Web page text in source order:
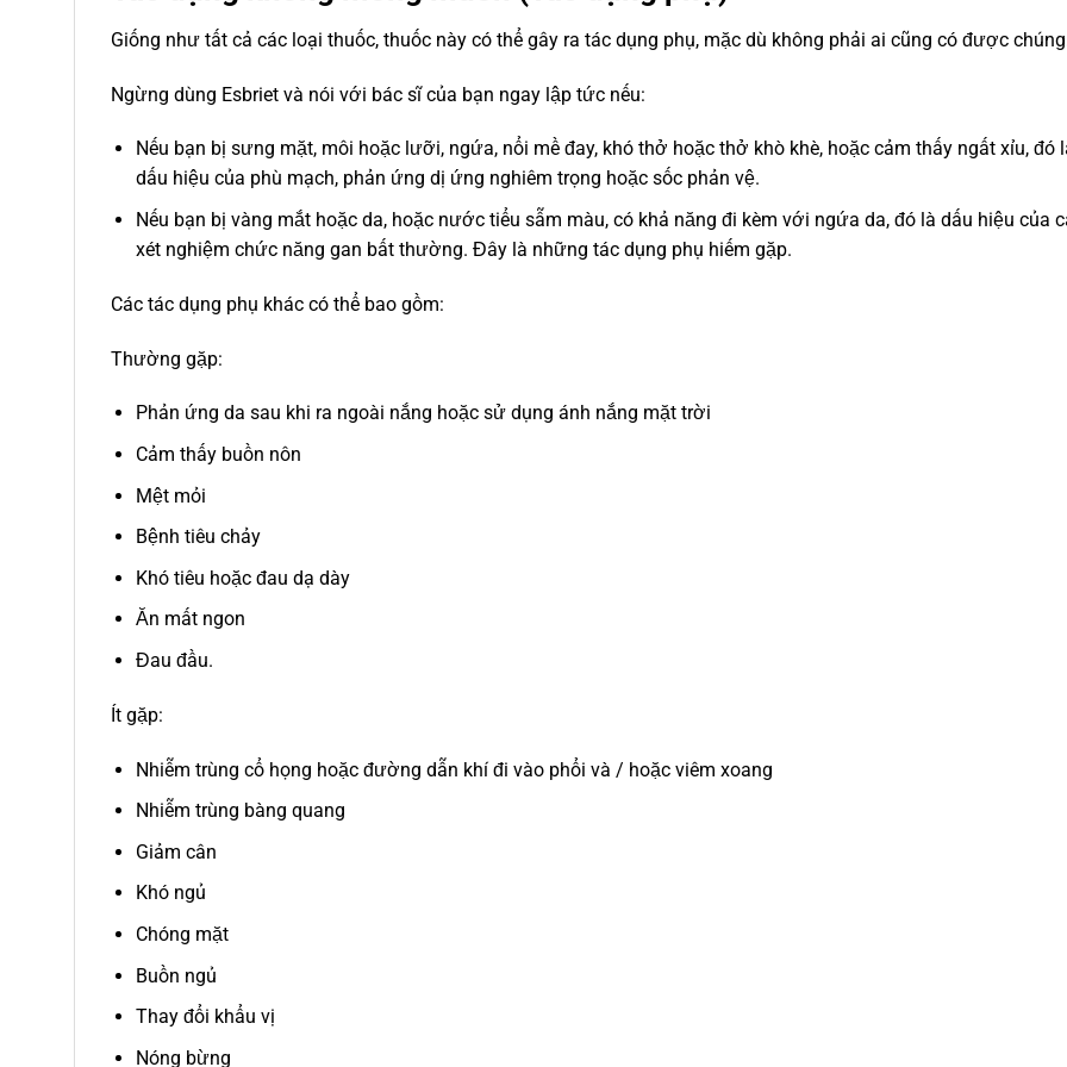
Giống như tất cả các loại thuốc, thuốc này có thể gây ra tác dụng phụ, mặc dù không phải ai cũng có được
Ngừng dùng Esbriet và nói với bác sĩ của bạn ngay lập tức nếu:
Nếu bạn bị sưng mặt, môi hoặc lưỡi, ngứa, nổi mề đay, khó thở hoặc thở khò khè, hoặc cảm thấy ngất xỉu, đó
dấu hiệu của phù mạch, phản ứng dị ứng nghiêm trọng hoặc sốc phản vệ.
Nếu bạn bị vàng mắt hoặc da, hoặc nước tiểu sẫm màu, có khả năng đi kèm với ngứa da, đó là dấu hiệu của
xét nghiệm chức năng gan bất thường. Đây là những tác dụng phụ hiếm gặp.
Các tác dụng phụ khác có thể bao gồm:
Thường gặp:
Phản ứng da sau khi ra ngoài nắng hoặc sử dụng ánh nắng mặt trời
Cảm thấy buồn nôn
Mệt mỏi
Bệnh tiêu chảy
Khó tiêu hoặc đau dạ dày
Ăn mất ngon
Đau đầu.
Ít gặp:
Nhiễm trùng cổ họng hoặc đường dẫn khí đi vào phổi và / hoặc viêm xoang
Nhiễm trùng bàng quang
Giảm cân
Khó ngủ
Chóng mặt
Buồn ngủ
Thay đổi khẩu vị
Nóng bừng